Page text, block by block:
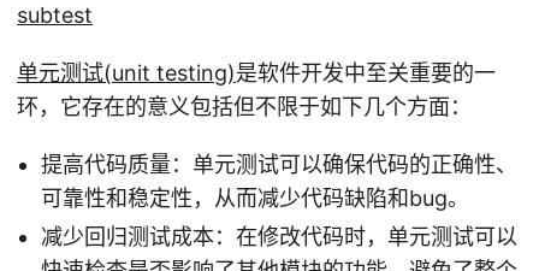
subtest
单元测试(unit testing)是软件开发中至关重要的一
环，它存在的意义包括但不限于如下几个方面：
提高代码质量：单元测试可以确保代码的正确性、
可靠性和稳定性，从而减少代码缺陷和bug。
减少回归测试成本：在修改代码时，单元测试可以